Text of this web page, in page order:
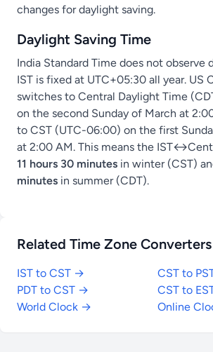
changes for daylight saving.
Daylight Saving Time
India Standard Time does not
IST is fixed at UTC+05:30 all year. US
switches to Central Daylight Time
on the second Sunday of March at
to CST (UTC-06:00) on the first
at 2:00 AM. This means the
11 hours 30 minutes in winter (CST)
minutes in summer (CDT).
Related Time Zone Converters
IST to CST →
CST to
PDT to CST →
CST to
World Clock →
Online